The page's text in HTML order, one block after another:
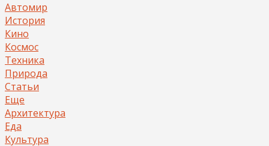
Автомир
История
Кино
Космос
Техника
Природа
Статьи
Еще
Архитектура
Еда
Культура